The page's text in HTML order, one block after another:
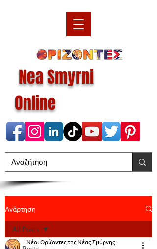
Nea Smyrni
Online
Ανάρτηση
All Posts
Νέοι Ορίζοντες της Νέας Σμύρνης